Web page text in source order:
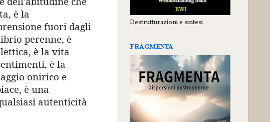
è la
fuori dagli
perenne, è
è la vita
è la
onirico e
è una
autenticità
Destrutturazioni e sintesi
FRAGMENTA